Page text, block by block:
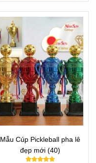
Mẫu Cúp Pickleball pha lê
đẹp mới (40)